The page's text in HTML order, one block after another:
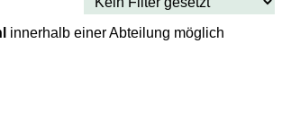
innerhalb einer Abteilung möglich